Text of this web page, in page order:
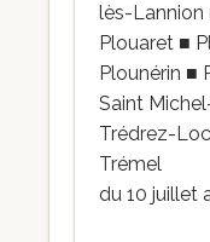
lès-Lannion
Plouaret ■
Plounérin ■
Saint
Trédrez-
Trémel
du 10 juillet